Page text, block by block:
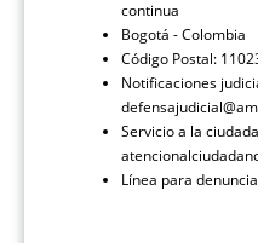
continua
Bogotá - Colombia
Código Postal:
Notificaciones
Servicio a la
Línea para